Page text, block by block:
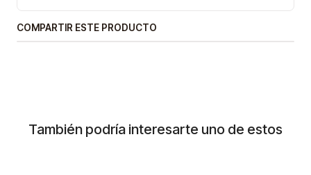
COMPARTIR ESTE PRODUCTO
También podría interesarte uno de estos